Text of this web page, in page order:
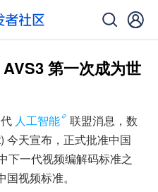
第一次成为世
人工智能
联盟消息，数
今天宣布，正式批准中国
下一代视频编解码标准之
视频标准。